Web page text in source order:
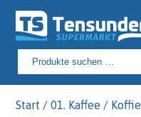
Suchen
nach:
Start /01. Kaffee / Koffie